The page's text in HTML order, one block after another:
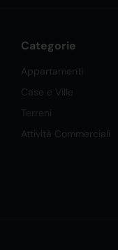
Categorie
Appartamenti
Case e Ville
Terreni
Attività Commerciali